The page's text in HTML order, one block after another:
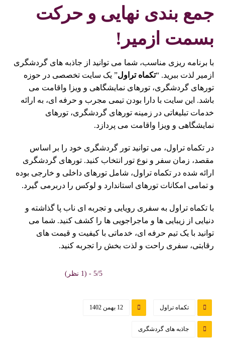
جمع بندی نهایی و حرکت
بسمت ازمیر!
با برنامه ریزی مناسب، شما می توانید از جاذبه های گردشگری
ازمیر لذت ببرید. “تکماه تراول” یک سایت تخصصی در حوزه
تورهای گردشگری، تورهای نمایشگاهی و ویزا واقامت می
باشد. این سایت با دارا بودن تیمی مجرب و حرفه ای، به ارائه
خدمات تبلیغاتی در زمینه تورهای گردشگری، تورهای
نمایشگاهی و ویزا واقامت می پردازد.
در تکماه تراول، می توانید تور گردشگری خود را بر اساس
مقصد، زمان سفر و نوع تور انتخاب کنید. تورهای گردشگری
ارائه شده در تکماه تراول، شامل تورهای داخلی و خارجی بوده
و تمامی امکانات تورهای استاندارد و لوکس را دربرمی گیرد.
با تکماه تراول به سفری رویایی و تجربه ای ناب پا گذاشته و
دنیایی از زیبایی ها و ماجراجویی ها را کشف کنید. شما می
توانید با یک تیم حرفه ای، خدماتی با کیفیت و قیمت های
رقابتی، سفری راحت و لذت بخش را تجربه کنید.
5/5 - (1 نظر)
تکماه تراول 12 بهمن 1402
جاذبه های گردشگری